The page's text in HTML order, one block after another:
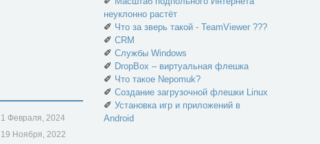
1 Февраля, 2024
19 Ноября, 2022
неуклонно растёт
✐ Что за зверь такой - TeamViewer ???
✐ CRM
✐ Службы Windows
✐ DropBox – виртуальная флешка
✐ Что такое Nepomuk?
✐ Создание загрузочной флешки Linux
✐ Установка игр и приложений в
Android